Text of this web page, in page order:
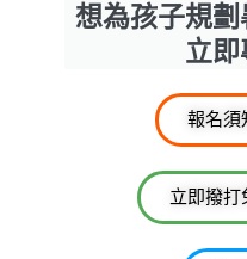
想為孩子規劃
立
報名須
立即撥打